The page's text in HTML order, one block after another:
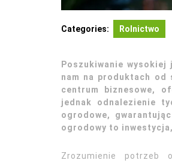
Categories: Rolnictwo
Poszukiwanie wysokiej
nam na produktach od
centrum biznesowe,
jednak odnalezienie
ogrodowe,
ogrodowy to
Zrozumienie potrzeb